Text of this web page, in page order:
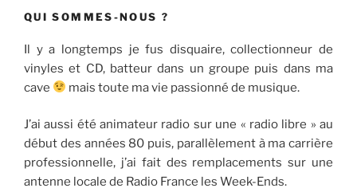
QUI SOMMES-NOUS ?
Il y a longtemps je fus disquaire, collectionneur de
vinyles et CD, batteur dans un groupe puis dans ma
cave
mais toute ma vie passionné de musique.
J’ai aussi été animateur radio sur une « radio libre » au
début des années 80 puis, parallèlement à ma carrière
professionnelle, j’ai fait des remplacements sur une
antenne locale de Radio France les Week-Ends.